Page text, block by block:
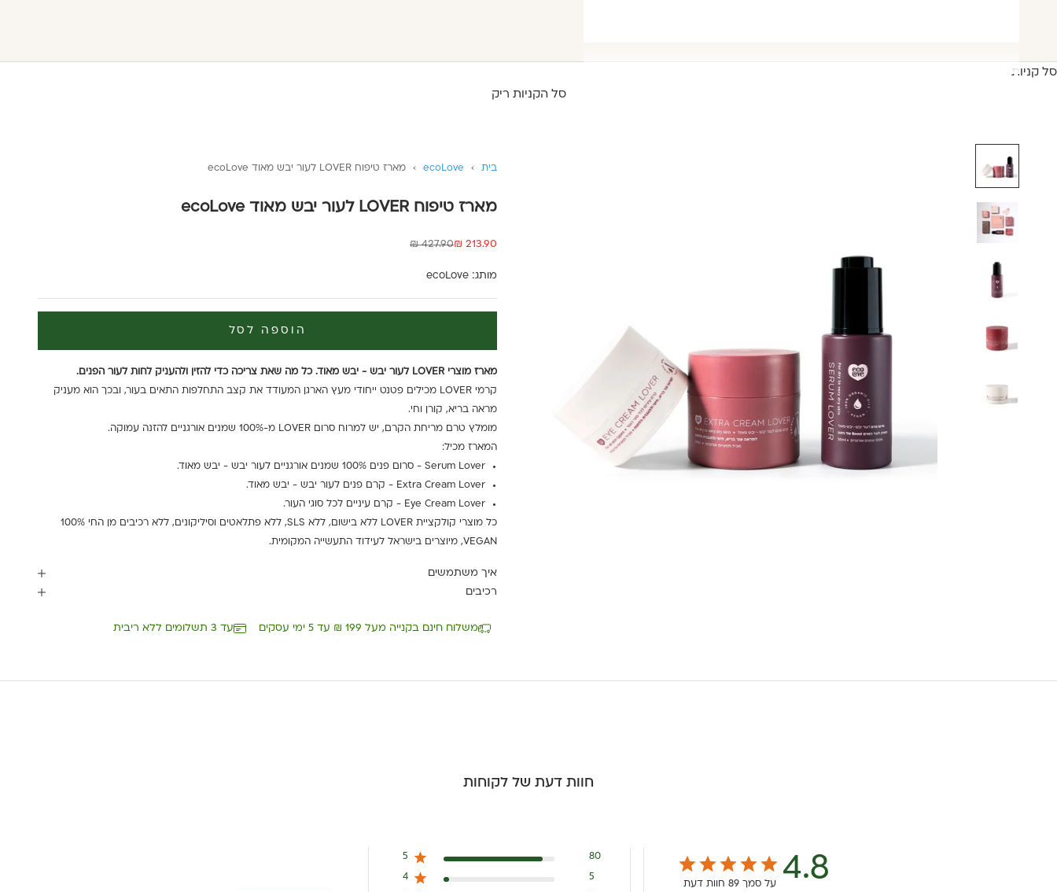
סל קניות
סל הקניות ריק
בית ›
ecoLove
› מארז טיפוח LOVER לעור יבש מאוד ecoLove
מארז טיפוח LOVER לעור יבש מאוד ecoLove
מחיר מבצע
213.90 ₪ מחיר רגיל
427.90 ₪
מותג: ecoLove
הוספה לסל
מארז מוצרי LOVER לעור יבש - יבש מאוד.
כל מה שאת צריכה כדי להזין ולהעניק לחות לעור הפנים.
קרמי LOVER מכילים פטנט ייחודי מעץ הארגן המעודד את קצב התחלפות התאים בעור, ובכך הוא מעניק
מראה בריא, קורן וחי.
מומלץ טרם מריחת הקרם, יש למרוח סרום LOVER מ-100% שמנים אורגניים להזנה עמוקה.
המארז מכיל:
Serum Lover - סרום פנים 100% שמנים אורגניים לעור יבש - יבש מאוד.
Extra Cream Lover - קרם פנים לעור יבש - יבש מאוד.
Eye Cream Lover - קרם עיניים לכל סוגי העור.
כל מוצרי קולקציית LOVER ללא בישום, ללא SLS, ללא פתלאטים וסיליקונים, ללא רכיבים מן החי 100%
VEGAN, מיוצרים בישראל לעידוד התעשייה המקומית.
איך משתמשים
רכיבים
משלוח חינם בקנייה מעל 199 ₪ עד 5 ימי עסקים עד 3 תשלומים ללא ריבית
חוות דעת של לקוחות
4.8 על סמך 89 חוות דעת
5 80
4 5